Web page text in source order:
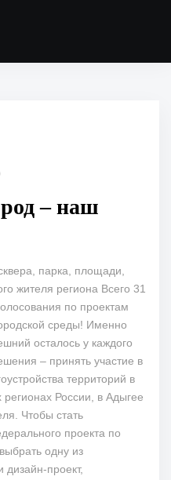
– наш
парка, площади,
жителя региона Всего 31
по проектам
среды! Именно
осталось у каждого
– принять участие в
территорий в
России, в Адыгее
Чтобы стать
проекта по
одну из
проект,